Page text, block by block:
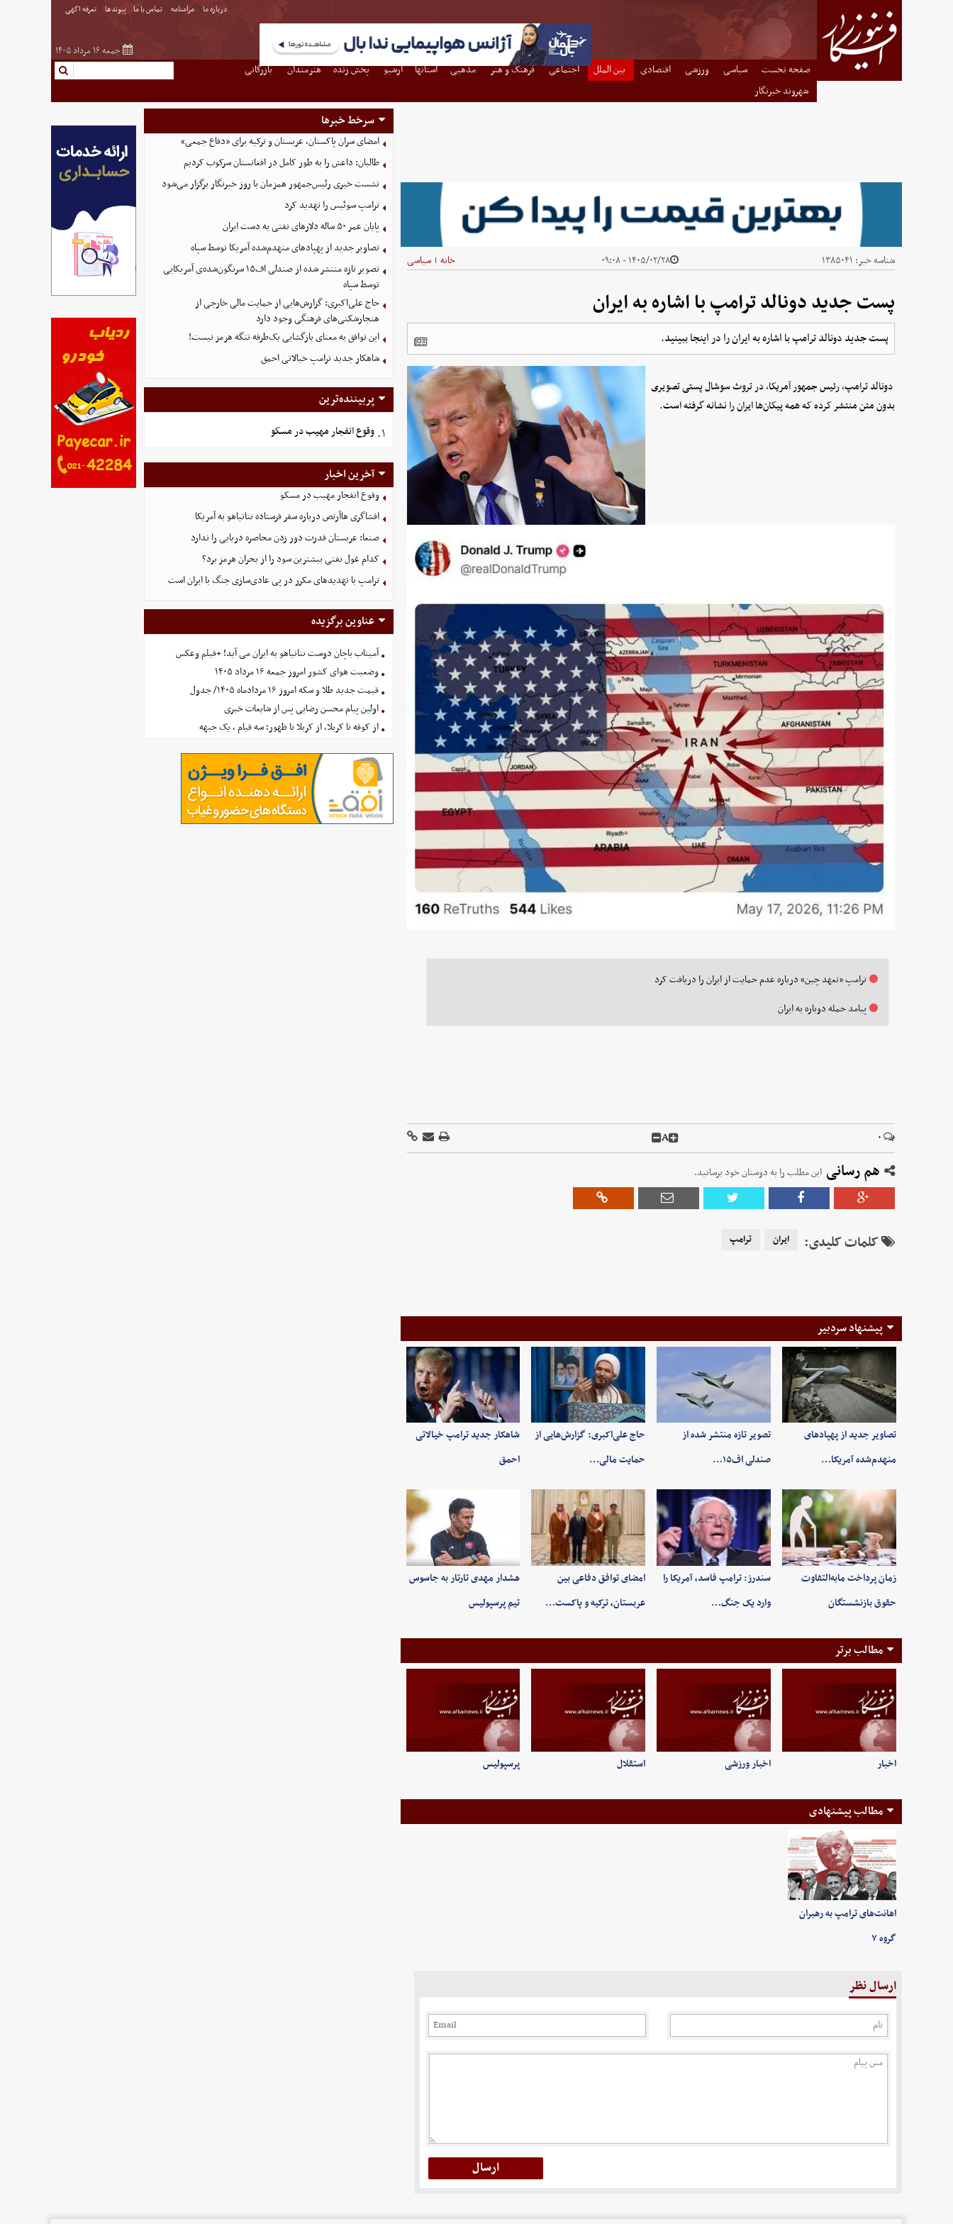
درباره ما مرامنامه تماس با ما پیوندها تعرفه اگهی
جمعه ۱۶ مرداد ۱۴۰۵
صفحه نخست سیاسی ورزشی اقتصادی بین الملل اجتماعی فرهنگ و هنر مذهبی استانها آرشیو پخش زنده هنرمندان
بازرگانی
شهروند خبرنگار
شناسه خبر: ۱۳۸۵۰۴۱ ۱۴۰۵/۰۲/۲۸ - ۰۹:۰۸ خانه | سیاسی
پست جدید دونالد ترامپ با اشاره به ایران
پست جدید دونالد ترامپ با اشاره به ایران را در اینجا ببینید.
دونالد ترامپ، رئیس جمهور آمریکا، در تروث سوشال پستی تصویری
بدون متن منتشر کرده که همه پیکان‌ها ایران را نشانه گرفته است.
ترامپ «تعهد چین» درباره عدم حمایت از ایران را دریافت کرد
پیامد حمله دوباره به ایران
۰ A
هم رسانی این مطلب را به دوستان خود برسانید.
کلمات کلیدی: ایران ترامپ
پیشنهاد سردبیر
تصاویر جدید از پهپادهای
منهدم‌شده آمریکا…
تصویر تازه منتشر شده از
صندلی اف۱۵…
حاج علی‌اکبری: گزارش‌هایی از
حمایت مالی…
شاهکار جدید ترامپ خیالاتی
احمق
زمان پرداخت مابه‌التفاوت
حقوق بازنشستگان
سندرز: ترامپ فاسد، آمریکا را
وارد یک جنگ…
امضای توافق دفاعی بین
عربستان، ترکیه و پاکست…
هشدار مهدی تارتار به جاسوس
تیم پرسپولیس
مطالب برتر
اخبار اخبار ورزشی استقلال پرسپولیس
مطالب پیشنهادی
اهانت‌های ترامپ به رهبران
گروه ۷
ارسال نظر
سرخط خبرها
امضای سران پاکستان، عربستان و ترکیه برای «دفاع جمعی»
طالبان: داعش را به طور کامل در افغانستان سرکوب کردیم
نشست خبری رئیس‌جمهور همزمان با روز خبرنگار برگزار می‌شود
ترامپ سوئیس را تهدید کرد
پایان عمر ۵۰ ساله دلارهای نفتی به دست ایران
تصاویر جدید از پهپادهای منهدم‌شده آمریکا توسط سپاه
تصویر تازه منتشر شده از صندلی اف۱۵ سرنگون‌شده‌ی آمریکایی
توسط سپاه
حاج علی‌اکبری: گزارش‌هایی از حمایت مالی خارجی از
هنجارشکنی‌های فرهنگی وجود دارد
این توافق به معنای بازگشایی یک‌طرفه تنگه هرمز نیست!
شاهکار جدید ترامپ خیالاتی احمق
پربیننده‌ترین
۱. وقوع انفجار مهیب در مسکو
آخرین اخبار
وقوع انفجار مهیب در مسکو
افشاگری هاآرتص درباره سفر فرستاده نتانیاهو به آمریکا
صنعا: عربستان قدرت دور زدن محاصره دریایی را ندارد
کدام غول نفتی بیشترین سود را از بحران هرمز برد؟
ترامپ با تهدیدهای مکرر در پی عادی‌سازی جنگ با ایران است
عناوین برگزیده
آمیتاب باچان دوست نتانیاهو به ایران می آید! +فیلم وعکس
وضعیت هوای کشور امروز جمعه ۱۶ مرداد ۱۴۰۵
قیمت جدید طلا و سکه امروز ۱۶ مردادماه ۱۴۰۵/ جدول
اولین پیام محسن رضایی پس از شایعات خبری
از کوفه تا کربلا، از کربلا تا ظهور؛ سه قیام ، یک جبهه